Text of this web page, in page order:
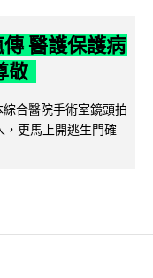
醫護保護病
敬
合醫院手術室鏡頭拍
更馬上開逃生門確